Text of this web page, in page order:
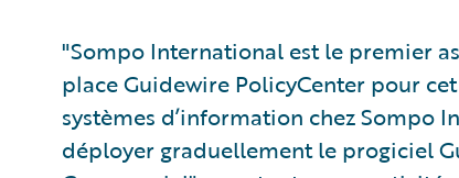
"Sompo International est le premier
place Guidewire PolicyCenter pour
systèmes d’information chez Sompo
déployer graduellement le progiciel